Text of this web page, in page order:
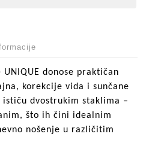
donose praktičan
korekcije vida i sunčane
ističu dvostrukim staklima –
što ih čini idealnim
nošenje u različitim